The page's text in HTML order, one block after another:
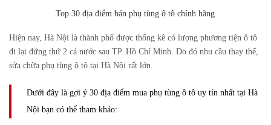
Top 30 địa điểm bán phụ tùng ô tô chính hãng
Hiện nay, Hà Nội là thành phố được thống kê có lượng phương tiện ô tô
đi lại đứng thứ 2 cả nước sau TP. Hồ Chí Minh. Do đó nhu cầu thay thế,
sửa chữa phụ tùng ô tô tại Hà Nội rất lớn.
Dưới đây là gợi ý 30 địa điểm mua phụ tùng ô tô uy tín nhất tại Hà
Nội bạn có thể tham khảo: